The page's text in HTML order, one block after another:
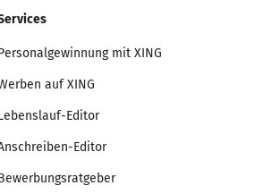
mit XING
auf XING
Editor
Editor